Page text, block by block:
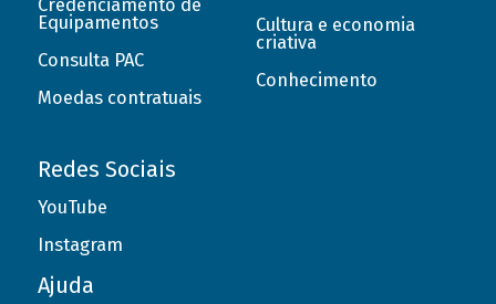
Credenciamento de
Equipamentos
Consulta PAC
Moedas contratuais
Cultura e economia
criativa
Conhecimento
Redes Sociais
YouTube
Instagram
Ajuda